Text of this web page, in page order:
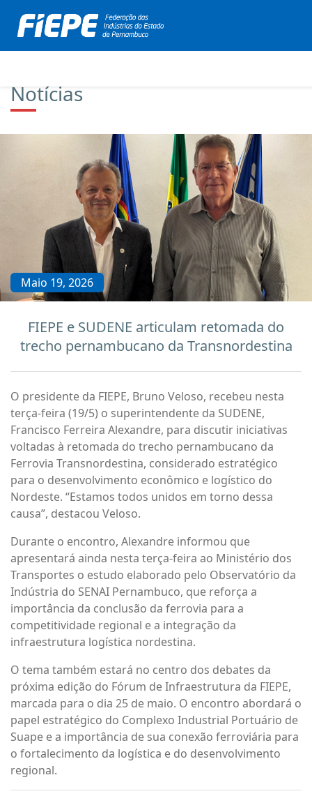
Notícias
Maio 19, 2026
FIEPE e SUDENE articulam retomada do
trecho pernambucano da Transnordestina
O presidente da FIEPE, Bruno Veloso, recebeu nesta
terça-feira (19/5) o superintendente da SUDENE,
Francisco Ferreira Alexandre, para discutir iniciativas
voltadas à retomada do trecho pernambucano da
Ferrovia Transnordestina, considerado estratégico
para o desenvolvimento econômico e logístico do
Nordeste. “Estamos todos unidos em torno dessa
causa”, destacou Veloso.
Durante o encontro, Alexandre informou que
apresentará ainda nesta terça-feira ao Ministério dos
Transportes o estudo elaborado pelo Observatório da
Indústria do SENAI Pernambuco, que reforça a
importância da conclusão da ferrovia para a
competitividade regional e a integração da
infraestrutura logística nordestina.
O tema também estará no centro dos debates da
próxima edição do Fórum de Infraestrutura da FIEPE,
marcada para o dia 25 de maio. O encontro abordará o
papel estratégico do Complexo Industrial Portuário de
Suape e a importância de sua conexão ferroviária para
o fortalecimento da logística e do desenvolvimento
regional.